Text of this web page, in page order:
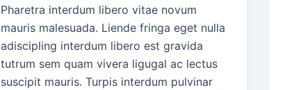
Pharetra interdum libero vitae novum
mauris malesuada. Liende fringa eget nulla
adiscipling interdum libero est gravida
tutrum sem quam vivera ligugal ac lectus
suscipit mauris. Turpis interdum pulvinar